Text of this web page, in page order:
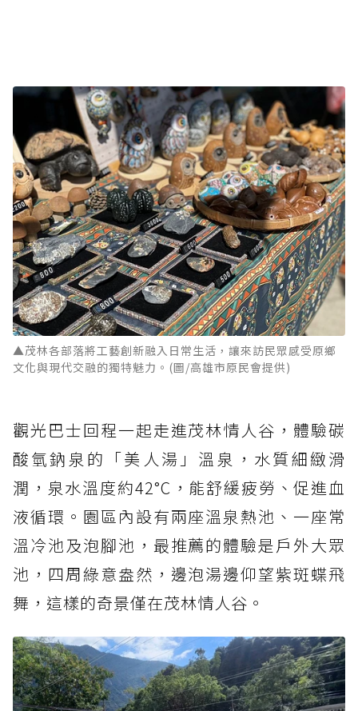
▲茂林各部落將工藝創新融入日常生活，讓來訪民眾感受原鄉
文化與現代交融的獨特魅力。(圖/高雄市原民會提供)
觀光巴士回程一起走進茂林情人谷，體驗碳
酸氫鈉泉的「美人湯」溫泉，水質細緻滑
潤，泉水溫度約42°C，能舒緩疲勞、促進血
液循環。園區內設有兩座溫泉熱池、一座常
溫冷池及泡腳池，最推薦的體驗是戶外大眾
池，四周綠意盎然，邊泡湯邊仰望紫斑蝶飛
舞，這樣的奇景僅在茂林情人谷。